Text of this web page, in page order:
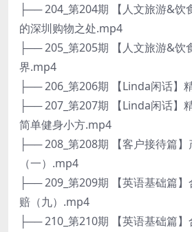
├── 204_第204期 【人文旅游&饮
的深圳购物之处.mp4
├── 205_第205期 【人文旅游&饮
界.mp4
├── 206_第206期 【Linda闲话
├── 207_第207期 【Linda闲话】
简单健身小方.mp4
├── 208_第208期 【客户接待篇
（一）.mp4
├── 209_第209期 【英语基础篇
赔（九）.mp4
├── 210_第210期 【英语基础篇